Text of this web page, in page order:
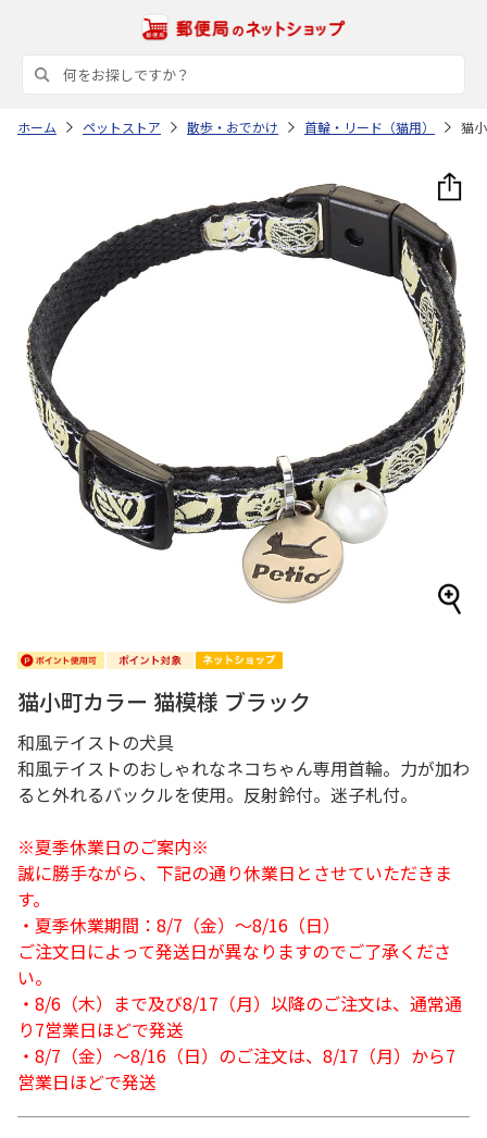
ホーム ペットストア 散歩・おでかけ 首輪・リード（猫用） 猫
猫小町カラー 猫模様 ブラック
和風テイストの犬具
和風テイストのおしゃれなネコちゃん専用首輪。力が加わ
ると外れるバックルを使用。反射鈴付。迷子札付。
※夏季休業日のご案内※
誠に勝手ながら、下記の通り休業日とさせていただきま
す。
・夏季休業期間：8/7（金）～8/16（日）
ご注文日によって発送日が異なりますのでご了承くださ
い。
・8/6（木）まで及び8/17（月）以降のご注文は、通常通
り7営業日ほどで発送
・8/7（金）～8/16（日）のご注文は、8/17（月）から7
営業日ほどで発送